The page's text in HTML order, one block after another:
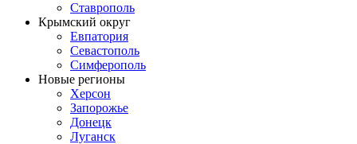
Ставрополь
Крымский округ
Евпатория
Севастополь
Симферополь
Новые регионы
Херсон
Запорожье
Донецк
Луганск